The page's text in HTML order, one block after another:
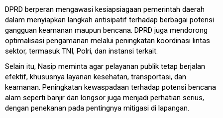
DPRD berperan mengawasi kesiapsiagaan pemerintah daerah
dalam menyiapkan langkah antisipatif terhadap berbagai potensi
gangguan keamanan maupun bencana. DPRD juga mendorong
optimalisasi pengamanan melalui peningkatan koordinasi lintas
sektor, termasuk TNI, Polri, dan instansi terkait.
Selain itu, Nasip meminta agar pelayanan publik tetap berjalan
efektif, khususnya layanan kesehatan, transportasi, dan
keamanan. Peningkatan kewaspadaan terhadap potensi bencana
alam seperti banjir dan longsor juga menjadi perhatian serius,
dengan penekanan pada pentingnya mitigasi di lapangan.